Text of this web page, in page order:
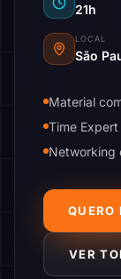
21h
LOCAL
São
Material
Time
Networking
QUERO
VER